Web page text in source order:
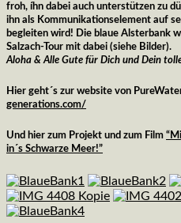
froh, íhn dabei auch unterstützen zu
ihn als Kommunikationselement auf
begleiten wird! Die blaue Alsterbank
Salzach-Tour mit dabei (siehe Bilder).
Aloha & Alle Gute für Dich und Dein
Hier geht´s zur website von
generations.com/
Und hier zum Projekt und zum Film
in´s Schwarze Meer!”